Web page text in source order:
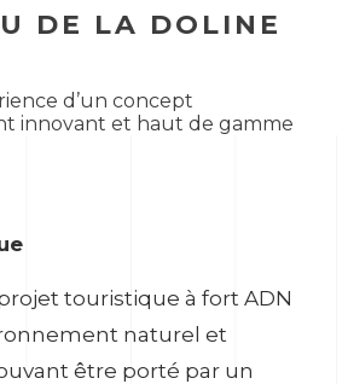
DE LA DOLINE
d’un concept
innovant et haut de gamme
touristique à fort ADN
naturel et
être porté par un